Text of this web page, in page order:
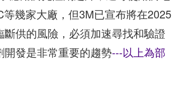
幾家大廠，但3M已宣布將在2025
供的風險，必須加速尋找和驗證
發是非常重要的趨勢---以上為部